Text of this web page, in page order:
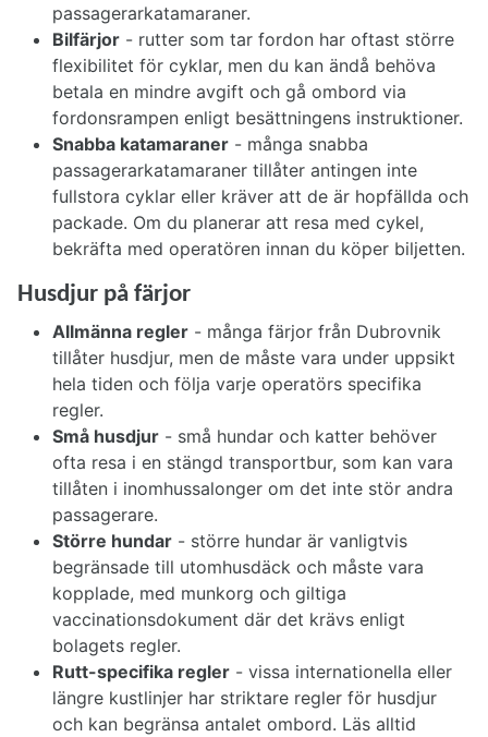
passagerarkatamaraner.
Bilfärjor - rutter som tar fordon har oftast större
flexibilitet för cyklar, men du kan ändå behöva
betala en mindre avgift och gå ombord via
fordonsrampen enligt besättningens instruktioner.
Snabba katamaraner - många snabba
passagerarkatamaraner tillåter antingen inte
fullstora cyklar eller kräver att de är hopfällda och
packade. Om du planerar att resa med cykel,
bekräfta med operatören innan du köper biljetten.
Husdjur på färjor
Allmänna regler - många färjor från Dubrovnik
tillåter husdjur, men de måste vara under uppsikt
hela tiden och följa varje operatörs specifika
regler.
Små husdjur - små hundar och katter behöver
ofta resa i en stängd transportbur, som kan vara
tillåten i inomhussalonger om det inte stör andra
passagerare.
Större hundar - större hundar är vanligtvis
begränsade till utomhusdäck och måste vara
kopplade, med munkorg och giltiga
vaccinationsdokument där det krävs enligt
bolagets regler.
Rutt-specifika regler - vissa internationella eller
längre kustlinjer har striktare regler för husdjur
och kan begränsa antalet ombord. Läs alltid